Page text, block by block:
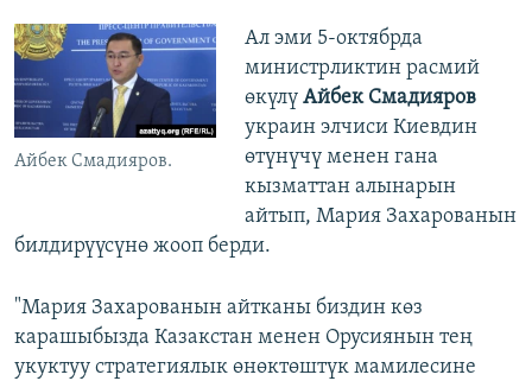
Айбек Смадияров.
Ал эми 5-октябрда
министрликтин расмий
өкүлү Айбек Смадияров
украин элчиси Киевдин
өтүнүчү менен гана
кызматтан алынарын
айтып, Мария Захарованын
билдирүүсүнө жооп берди.
"Мария Захарованын айтканы биздин көз
карашыбызда Казакстан менен Орусиянын тең
укуктуу стратегиялык өнөктөштүк мамилесине